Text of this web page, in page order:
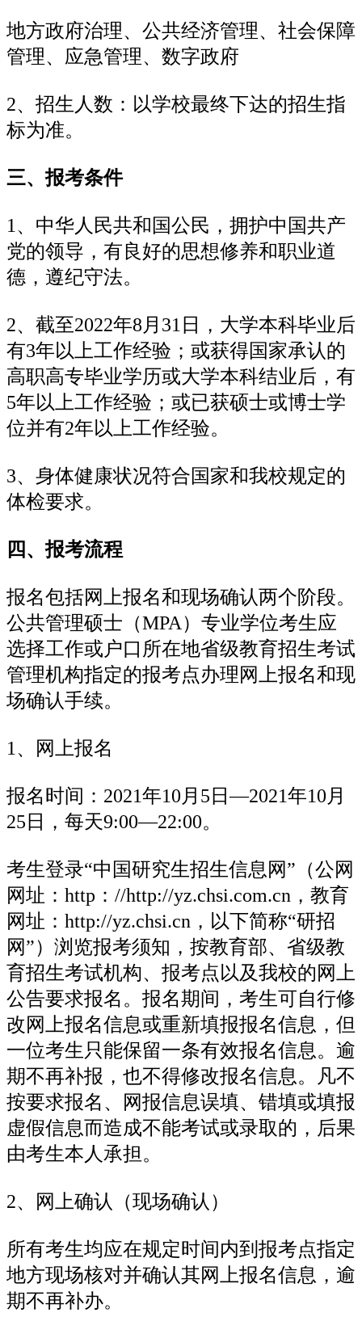
地方政府治理、公共经济管理、社会保障
管理、应急管理、数字政府
2、招生人数：以学校最终下达的招生指
标为准。
三、报考条件
1、中华人民共和国公民，拥护中国共产
党的领导，有良好的思想修养和职业道
德，遵纪守法。
2、截至2022年8月31日，大学本科毕业后
有3年以上工作经验；或获得国家承认的
高职高专毕业学历或大学本科结业后，有
5年以上工作经验；或已获硕士或博士学
位并有2年以上工作经验。
3、身体健康状况符合国家和我校规定的
体检要求。
四、报考流程
报名包括网上报名和现场确认两个阶段。
公共管理硕士（MPA）专业学位考生应
选择工作或户口所在地省级教育招生考试
管理机构指定的报考点办理网上报名和现
场确认手续。
1、网上报名
报名时间：2021年10月5日—2021年10月
25日，每天9:00—22:00。
考生登录“中国研究生招生信息网”（公网
网址：http：//http://yz.chsi.com.cn，教育
网址：http://yz.chsi.cn，以下简称“研招
网”）浏览报考须知，按教育部、省级教
育招生考试机构、报考点以及我校的网上
公告要求报名。报名期间，考生可自行修
改网上报名信息或重新填报报名信息，但
一位考生只能保留一条有效报名信息。逾
期不再补报，也不得修改报名信息。凡不
按要求报名、网报信息误填、错填或填报
虚假信息而造成不能考试或录取的，后果
由考生本人承担。
2、网上确认（现场确认）
所有考生均应在规定时间内到报考点指定
地方现场核对并确认其网上报名信息，逾
期不再补办。